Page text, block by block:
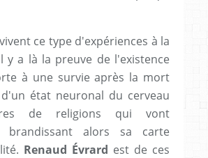
ce type d'expériences à la
a là la preuve de l'existence
à une survie après la mort
état neuronal du cerveau
de religions qui vont
brandissant alors sa carte
Renaud Évrard est de ces